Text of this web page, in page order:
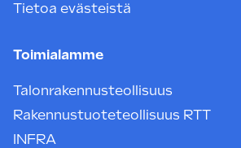
Tietoa evästeistä
Toimialamme
Talonrakennusteollisuus
Rakennustuoteteollisuus RTT
INFRA